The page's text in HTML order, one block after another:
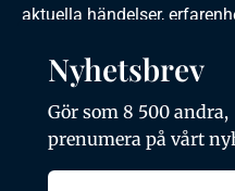
aktuella händelser,
Dental24 produceras i
tandhygienister,
kursgivare, föreningar,
Nyhetsbrev
Gör som 8 500 andra,
prenumera på vårt